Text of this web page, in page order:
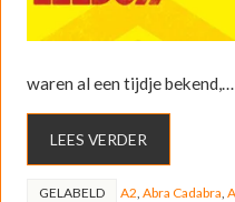
waren al een tijdje bekend,…
LEES VERDER
GELABELD A2 Abra Cadabra